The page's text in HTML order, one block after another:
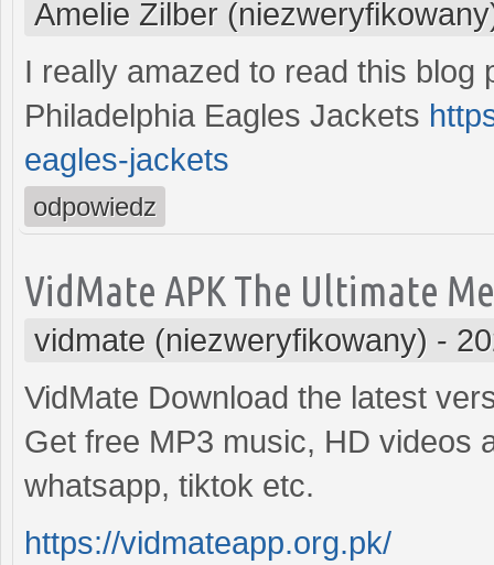
Amelie Zilber
I really amazed to read this blog
Philadelphia Eagles Jackets
eagles-jackets
odpowiedz
VidMate APK The Ultimate
vidmate (niezweryfikowany) -
VidMate Download the latest
Get free MP3 music, HD videos
whatsapp, tiktok etc.
https://vidmateapp.org.pk/